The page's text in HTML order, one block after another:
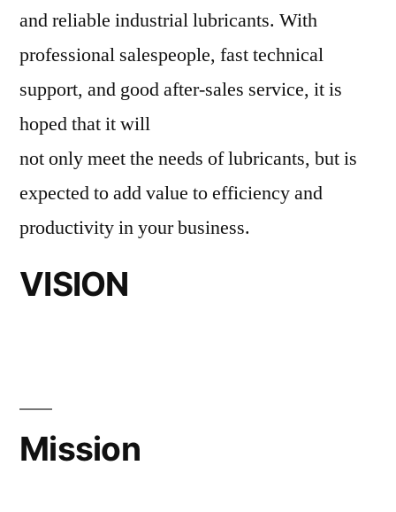
and reliable industrial lubricants. With
professional salespeople, fast technical
support, and good after-sales service, it is
hoped that it will
not only meet the needs of lubricants, but is
expected to add value to efficiency and
productivity in your business.
VISION
Mission